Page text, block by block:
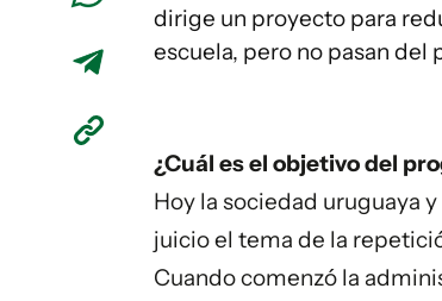
dirige un proyecto para
escuela, pero no pasan del
¿Cuál es el objetivo del
Hoy la sociedad uruguaya
juicio el tema de la
Cuando comenzó la